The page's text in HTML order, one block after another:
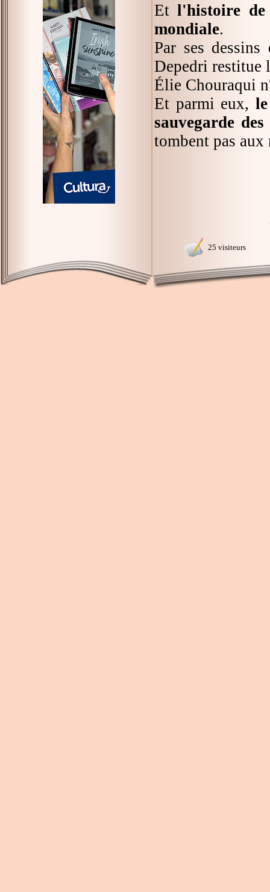
Etl'histoire de
mondiale.
Par ses
Depedri restitue
Élie Chouraqui
Et parmi eux,
sauvegarde
tombent pas aux
25 visiteurs